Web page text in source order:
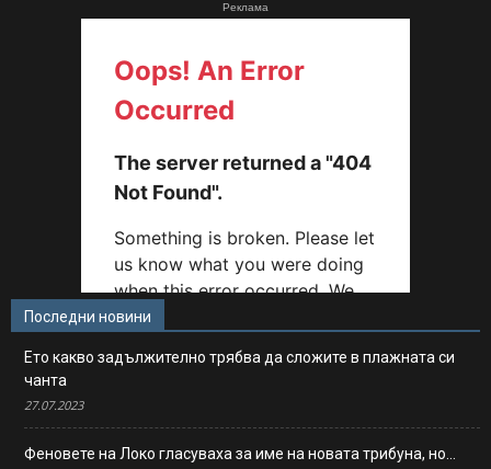
Реклама
Последни новини
Ето какво задължително трябва да сложите в плажната си
чанта
27.07.2023
Феновете на Локо гласуваха за име на новата трибуна, но…